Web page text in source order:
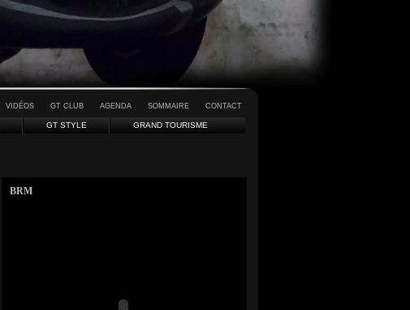
VIDÉOS GT CLUB AGENDA SOMMAIRE CONTACT
GT STYLE GRAND TOURISME
BRM